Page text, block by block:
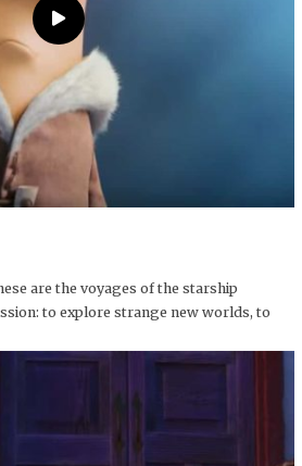
are the voyages of the starship
to explore strange new worlds, to